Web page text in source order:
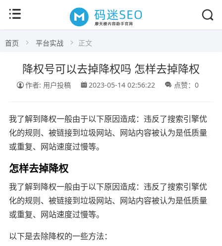
首页 平台实战 正文
降权号可以去掉降权吗 怎样去掉降权
作者: 用户投稿 2023-05-14 02:56:22 点赞：0
我了解到降权一般由于以下原因造成：违反了搜索引擎优
化的规则、被链接到垃圾网站、网站内容被认为是低质量
或重复、网站速度过慢等。
怎样去掉降权
我了解到降权一般由于以下原因造成：违反了搜索引擎优
化的规则、被链接到垃圾网站、网站内容被认为是低质量
或重复、网站速度过慢等。
以下是去除降权的一些方法：